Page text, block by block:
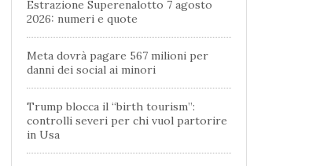
Estrazione Superenalotto 7 agosto
2026: numeri e quote
Meta dovrà pagare 567 milioni per
danni dei social ai minori
Trump blocca il “birth tourism”:
controlli severi per chi vuol partorire
in Usa